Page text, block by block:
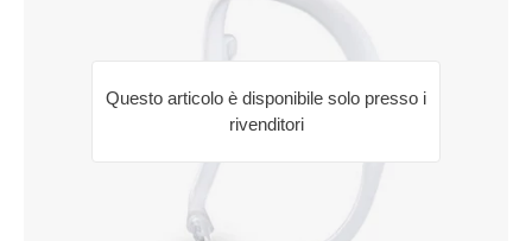
Questo articolo è disponibile solo presso i
rivenditori